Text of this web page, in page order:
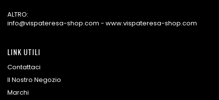
ALTRO:
info@vispateresa-shop.com - www.vispateresa-shop.com
LINK UTILI
Contattaci
Il Nostro Negozio
Marchi